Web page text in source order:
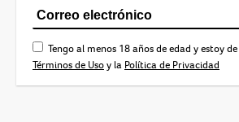
Tengo al menos 18 años de edad y estoy
Términos de Usoy la Política de Privacidad